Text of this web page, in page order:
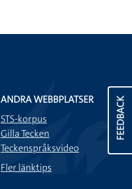
FEEDBACK
ANDRA WEBBPLATSER
STS-korpus
Gilla Tecken
Teckenspråksvideo
Fler länktips